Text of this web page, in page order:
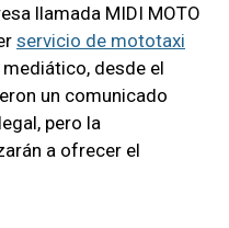
llamada MIDI MOTO
servicio de mototaxi
mediático, desde el
un comunicado
pero la
a ofrecer el